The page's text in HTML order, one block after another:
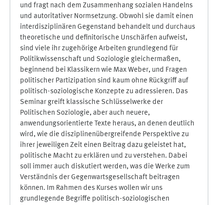
und fragt nach dem Zusammenhang sozialen Handelns
und autoritativer Normsetzung. Obwohl sie damit einen
interdisziplinären Gegenstand behandelt und durchaus
theoretische und definitorische Unschärfen aufweist,
sind viele ihr zugehörige Arbeiten grundlegend für
Politikwissenschaft und Soziologie gleichermaßen,
beginnend bei Klassikern wie Max Weber, und Fragen
politischer Partizipation sind kaum ohne Rückgriff auf
politisch-soziologische Konzepte zu adressieren. Das
Seminar greift klassische Schlüsselwerke der
Politischen Soziologie, aber auch neuere,
anwendungsorientierte Texte heraus, an denen deutlich
wird, wie die disziplinenübergreifende Perspektive zu
ihrer jeweiligen Zeit einen Beitrag dazu geleistet hat,
politische Macht zu erklären und zu verstehen. Dabei
soll immer auch diskutiert werden, was die Werke zum
Verständnis der Gegenwartsgesellschaft beitragen
können. Im Rahmen des Kurses wollen wir uns
grundlegende Begriffe politisch-soziologischen